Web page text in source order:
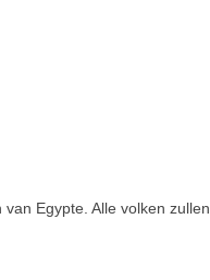
Egypte. Alle volken zullen